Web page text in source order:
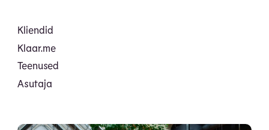
Kliendid
Klaar.me
Teenused
Asutaja